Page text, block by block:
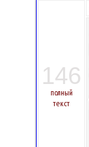
146
полный
текст